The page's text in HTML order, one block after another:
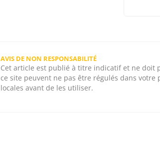
AVIS DE NON RESPONSABILITÉ
Cet article est publié à titre indicatif et ne doit
ce site peuvent ne pas être régulés dans
locales avant de les utiliser.